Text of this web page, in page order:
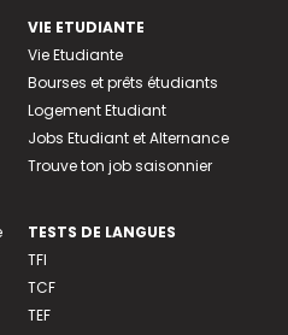
VIE ETUDIANTE
Vie Etudiante
Bourses et prêts étudiants
Logement Etudiant
Jobs Etudiant et Alternance
Trouve ton job saisonnier
TESTS DE LANGUES
TFI
TCF
TEF